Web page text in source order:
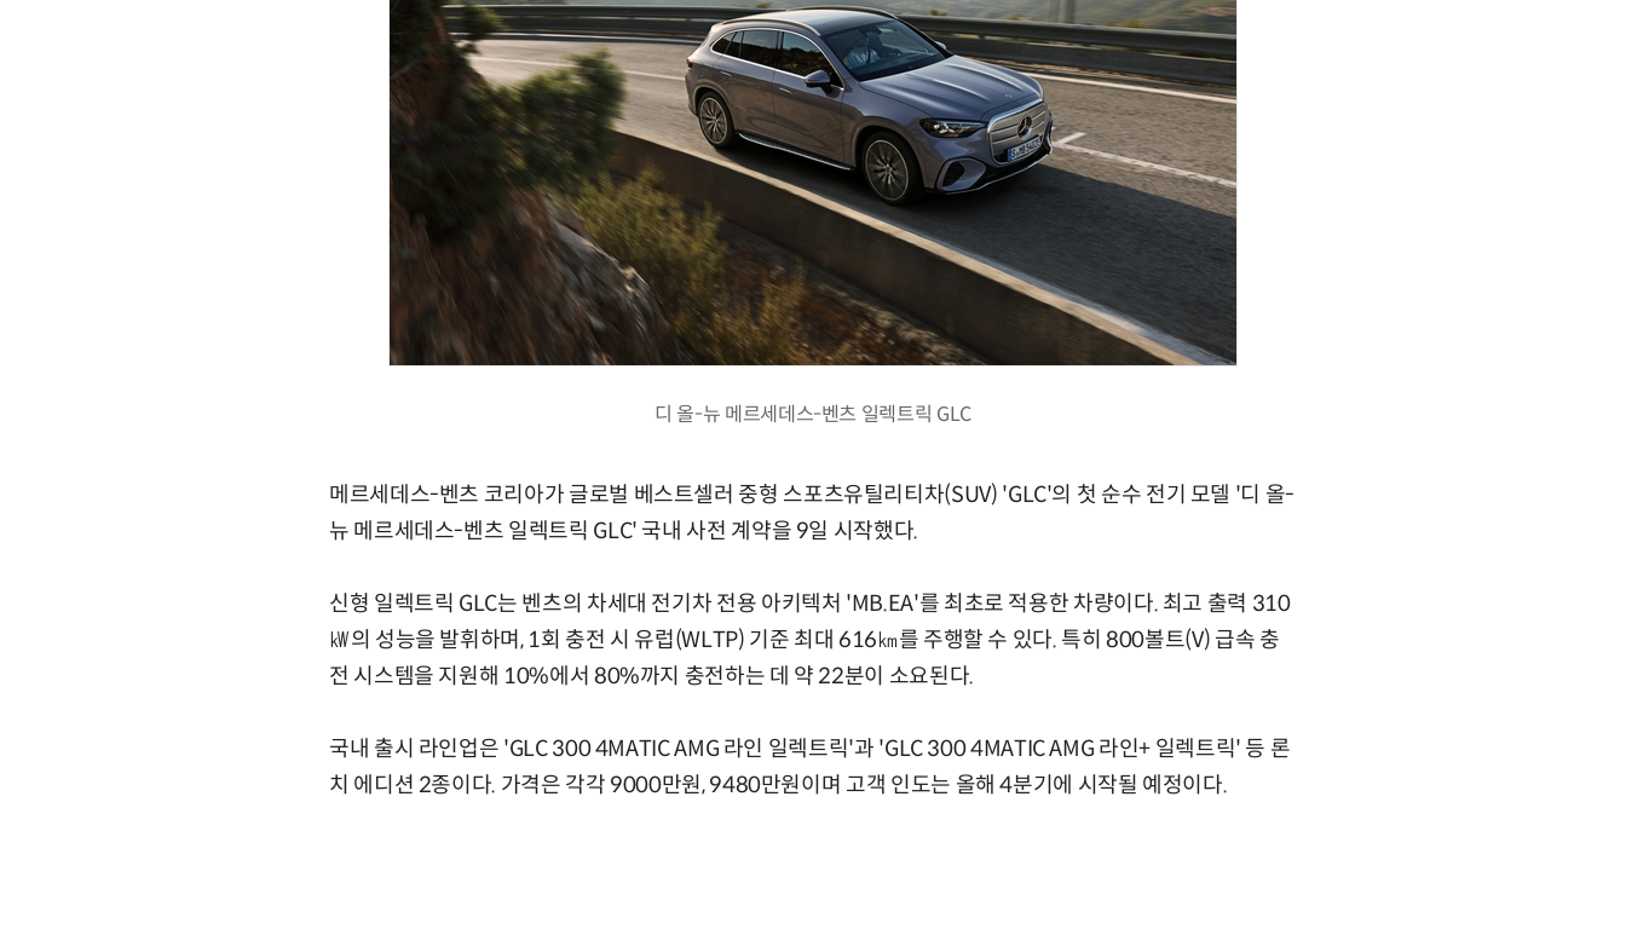
디 올-뉴 메르세데스-벤츠 일렉트릭 GLC
메르세데스-벤츠 코리아가 글로벌 베스트셀러 중형 스포츠유틸리티차(SUV) 'GLC'의 첫 순수 전기 모델 '디 올-
뉴 메르세데스-벤츠 일렉트릭 GLC' 국내 사전 계약을 9일 시작했다.
신형 일렉트릭 GLC는 벤츠의 차세대 전기차 전용 아키텍처 'MB.EA'를 최초로 적용한 차량이다. 최고 출력 310
㎾의 성능을 발휘하며, 1회 충전 시 유럽(WLTP) 기준 최대 616㎞를 주행할 수 있다. 특히 800볼트(V) 급속 충
전 시스템을 지원해 10%에서 80%까지 충전하는 데 약 22분이 소요된다.
국내 출시 라인업은 'GLC 300 4MATIC AMG 라인 일렉트릭'과 'GLC 300 4MATIC AMG 라인+ 일렉트릭' 등 론
치 에디션 2종이다. 가격은 각각 9000만원, 9480만원이며 고객 인도는 올해 4분기에 시작될 예정이다.